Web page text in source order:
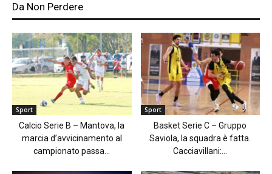
Da Non Perdere
Sport
Calcio Serie B – Mantova, la
marcia d’avvicinamento al
campionato passa...
Sport
Basket Serie C – Gruppo
Saviola, la squadra è fatta.
Cacciavillani:...